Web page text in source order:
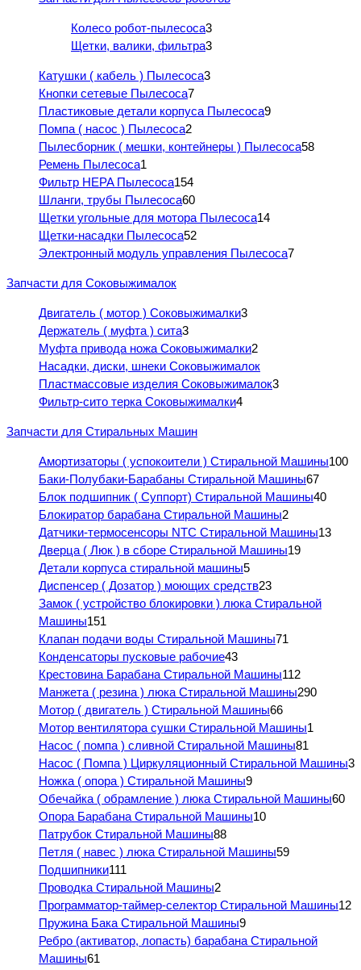
Колесо робот-пылесоса3
Щетки, валики, фильтра3
Катушки ( кабель ) Пылесоса3
Кнопки сетевые Пылесоса7
Пластиковые детали корпуса Пылесоса9
Помпа ( насос ) Пылесоса2
Пылесборник ( мешки, контейнеры ) Пылесоса58
Ремень Пылесоса1
Фильтр HEPA Пылесоса154
Шланги, трубы Пылесоса60
Щетки угольные для мотора Пылесоса14
Щетки-насадки Пылесоса52
Электронный модуль управления Пылесоса7
Запчасти для Соковыжималок
Двигатель ( мотор ) Соковыжималки3
Держатель ( муфта ) сита3
Муфта привода ножа Соковыжималки2
Насадки, диски, шнеки Соковыжималок
Пластмассовые изделия Соковыжималок3
Фильтр-сито терка Соковыжималки4
Запчасти для Стиральных Машин
Амортизаторы ( успокоители ) Стиральной Машины100
Баки-Полубаки-Барабаны Стиральной Машины67
Блок подшипник ( Суппорт) Стиральной Машины40
Блокиратор барабана Стиральной Машины2
Датчики-термосенсоры NTC Стиральной Машины13
Дверца ( Люк ) в сборе Стиральной Машины19
Детали корпуса стиральной машины5
Диспенсер ( Дозатор ) моющих средств23
Замок ( устройство блокировки ) люка Стиральной
Машины151
Клапан подачи воды Стиральной Машины71
Конденсаторы пусковые рабочие43
Крестовина Барабана Стиральной Машины112
Манжета ( резина ) люка Стиральной Машины290
Мотор ( двигатель ) Стиральной Машины66
Мотор вентилятора сушки Стиральной Машины1
Насос ( помпа ) сливной Стиральной Машины81
Насос ( Помпа ) Циркуляционный Стиральной Машины3
Ножка ( опора ) Стиральной Машины9
Обечайка ( обрамление ) люка Стиральной Машины60
Опора Барабана Стиральной Машины10
Патрубок Стиральной Машины88
Петля ( навес ) люка Стиральной Машины59
Подшипники111
Проводка Стиральной Машины2
Программатор-таймер-селектор Стиральной Машины12
Пружина Бака Стиральной Машины9
Ребро (активатор, лопасть) барабана Стиральной
Машины61